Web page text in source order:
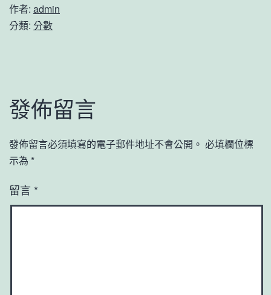
作者: admin
分類: 分數
發佈留言
發佈留言必須填寫的電子郵件地址不會公開。 必填欄位標
示為 *
留言 *